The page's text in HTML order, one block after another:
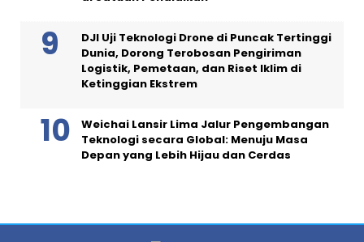
DJI Uji Teknologi Drone di Puncak Tertinggi
Dunia, Dorong Terobosan Pengiriman
Logistik, Pemetaan, dan Riset Iklim di
Ketinggian Ekstrem
Weichai Lansir Lima Jalur Pengembangan
Teknologi secara Global: Menuju Masa
Depan yang Lebih Hijau dan Cerdas